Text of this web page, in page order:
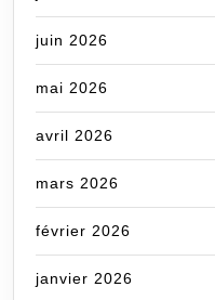
juin 2026
mai 2026
avril 2026
mars 2026
février 2026
janvier 2026